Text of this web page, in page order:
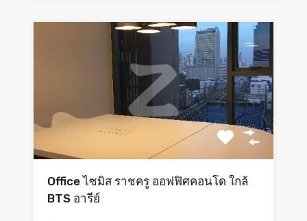
Office ไซมิส ราชครู ออฟฟิศคอนโด ใกล้
BTS อารีย์